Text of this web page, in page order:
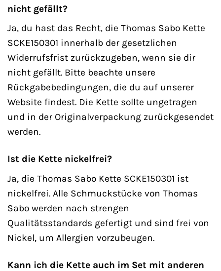
nicht gefällt?
Ja, du hast das Recht, die Thomas Sabo Kette
SCKE150301 innerhalb der gesetzlichen
Widerrufsfrist zurückzugeben, wenn sie dir
nicht gefällt. Bitte beachte unsere
Rückgabebedingungen, die du auf unserer
Website findest. Die Kette sollte ungetragen
und in der Originalverpackung zurückgesendet
werden.
Ist die Kette nickelfrei?
Ja, die Thomas Sabo Kette SCKE150301 ist
nickelfrei. Alle Schmuckstücke von Thomas
Sabo werden nach strengen
Qualitätsstandards gefertigt und sind frei von
Nickel, um Allergien vorzubeugen.
Kann ich die Kette auch im Set mit anderen